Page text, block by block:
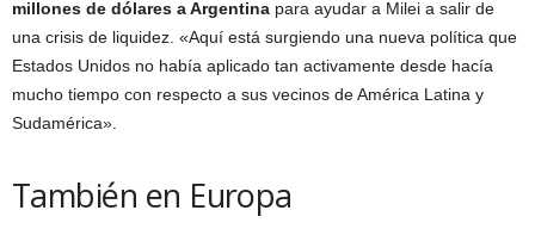
millones de dólares a Argentina para ayudar a Milei a salir de
una crisis de liquidez. «Aquí está surgiendo una nueva política que
Estados Unidos no había aplicado tan activamente desde hacía
mucho tiempo con respecto a sus vecinos de América Latina y
Sudamérica».
También en Europa